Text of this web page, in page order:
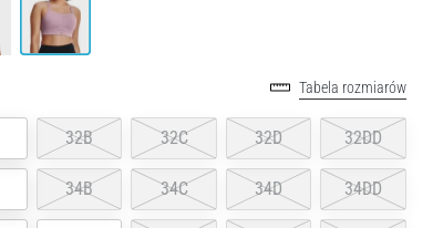
Tabela rozmiarów
32B 32C 32D 32DD
34B 34C 34D 34DD